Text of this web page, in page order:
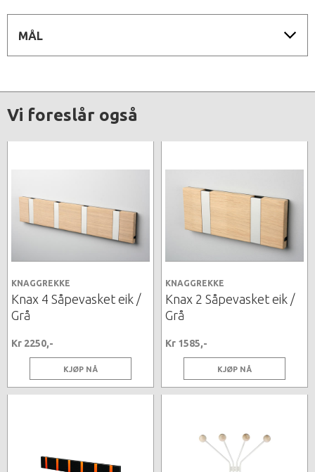
MÅL
Vi foreslår også
KNAGGREKKE
Knax 4 Såpevasket eik /
Grå
Kr 2250,-
KJØP NÅ
KNAGGREKKE
Knax 2 Såpevasket eik /
Grå
Kr 1585,-
KJØP NÅ